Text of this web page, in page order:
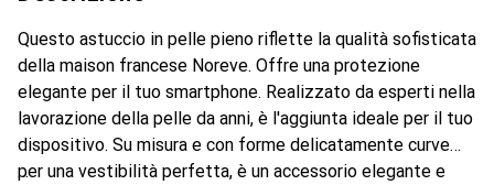
Questo astuccio in pelle pieno riflette la qualità sofisticata
della maison francese Noreve. Offre una protezione
elegante per il tuo smartphone. Realizzato da esperti nella
lavorazione della pelle da anni, è l'aggiunta ideale per il tuo
dispositivo. Su misura e con forme delicatamente curve
per una vestibilità perfetta, è un accessorio elegante e